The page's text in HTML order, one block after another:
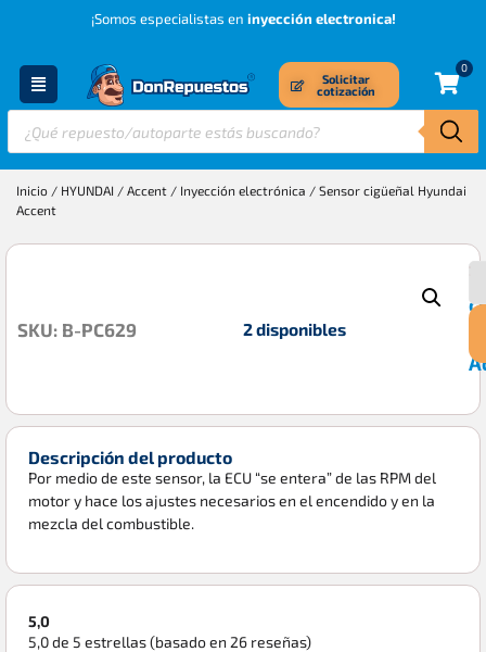
¡Somos especialistas en inyección electronica!
Solicitar
cotización
0
Inicio / HYUNDAI / Accent / Inyección electrónica / Sensor cigüeñal Hyundai
Accent
SKU: B-PC629 2 disponibles
Descripción del producto
Por medio de este sensor, la ECU “se entera” de las RPM del
motor y hace los ajustes necesarios en el encendido y en la
mezcla del combustible.
5,0
5,0 de 5 estrellas (basado en 26 reseñas)